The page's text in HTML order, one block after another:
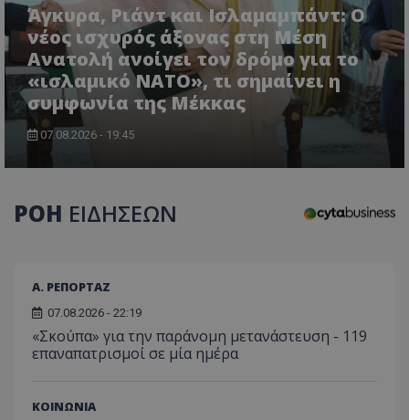
Άγκυρα, Ριάντ και Ισλαμαμπάντ: Ο
νέος ισχυρός άξονας στη Μέση
Ανατολή ανοίγει τον δρόμο για το
«ισλαμικό ΝΑΤΟ», τι σημαίνει η
συμφωνία της Μέκκας
07.08.2026 - 19:45
ΡΟΗ ΕΙΔΗΣΕΩΝ
Α. ΡΕΠΟΡΤΑΖ
07.08.2026 - 22:19
«Σκούπα» για την παράνομη μετανάστευση - 119
επαναπατρισμοί σε μία ημέρα
ΚΟΙΝΩΝΙΑ
τον
για
έχουν